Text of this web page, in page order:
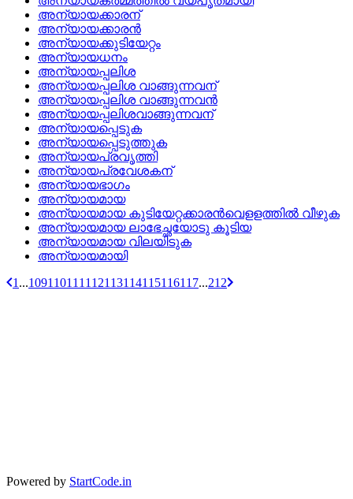
അന്യായക്കാരന്
അന്യായക്കാരന്‍
അന്യായക്കുടിയേറ്റം
അന്യായധനം
അന്യായപ്പലിശ
അന്യായപ്പലിശ വാങ്ങുന്നവന്
അന്യായപ്പലിശ വാങ്ങുന്നവന്‍
അന്യായപ്പലിശവാങ്ങുന്നവന്
അന്യായപ്പെടുക
അന്യായപ്പെടുത്തുക
അന്യായപ്രവൃത്തി
അന്യായപ്രവേശകന്
അന്യായഭാഗം
അന്യായമായ
അന്യായമായ കുടിയേറ്റക്കാരന്‍വെളളത്തില്‍ വീഴുക
അന്യായമായ ലാഭേച്ഛയോടു കൂടിയ
അന്യായമായ വിലയിടുക
അന്യായമായി
1 ...109110111 112113114115116117...212
Powered by StartCode.in